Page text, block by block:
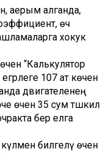
аерым алганда,
өч
хокук
“Калькулятор
107 ат көченә
двигателенең
өчен 35 сум тәшкил
бер елга
билгеләү өчен